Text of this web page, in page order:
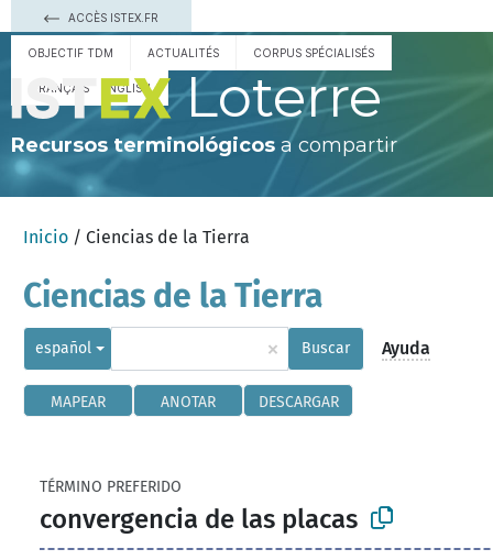
ACCÈS ISTEX.FR
OBJECTIF TDM ACTUALITÉS CORPUS SPÉCIALISÉS
FRANÇAIS ENGLISH Loterre
Recursos terminológicos a compartir
Inicio / Ciencias de la Tierra
Ciencias de la Tierra
español × Buscar Ayuda
MAPEAR ANOTAR DESCARGAR
TÉRMINO PREFERIDO
convergencia de las placas